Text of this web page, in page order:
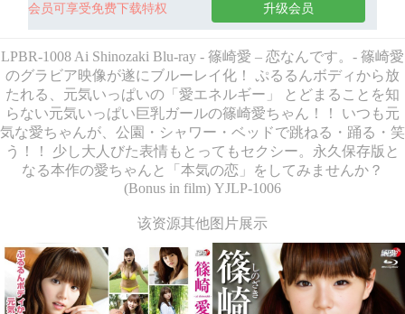
会员可享受免费下载特权 升级会员
LPBR-1008 Ai Shinozaki Blu-ray - 篠崎愛 – 恋なんです。- 篠崎愛
のグラビア映像が遂にブルーレイ化！ ぷるるんボディから放
たれる、元気いっぱいの「愛エネルギー」 とどまることを知
らない元気いっぱい巨乳ガールの篠崎愛ちゃん！！ いつも元
気な愛ちゃんが、公園・シャワー・ベッドで跳ねる・踊る・笑
う！！ 少し大人びた表情もとってもセクシー。永久保存版と
なる本作の愛ちゃんと「本気の恋」をしてみませんか？
(Bonus in film) YJLP-1006
该资源其他图片展示